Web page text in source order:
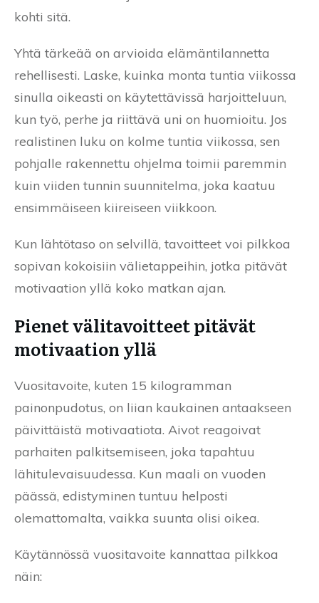
kohti sitä.
Yhtä tärkeää on arvioida elämäntilannetta
rehellisesti. Laske, kuinka monta tuntia viikossa
sinulla oikeasti on käytettävissä harjoitteluun,
kun työ, perhe ja riittävä uni on huomioitu. Jos
realistinen luku on kolme tuntia viikossa, sen
pohjalle rakennettu ohjelma toimii paremmin
kuin viiden tunnin suunnitelma, joka kaatuu
ensimmäiseen kiireiseen viikkoon.
Kun lähtötaso on selvillä, tavoitteet voi pilkkoa
sopivan kokoisiin välietappeihin, jotka pitävät
motivaation yllä koko matkan ajan.
Pienet välitavoitteet pitävät
motivaation yllä
Vuositavoite, kuten 15 kilogramman
painonpudotus, on liian kaukainen antaakseen
päivittäistä motivaatiota. Aivot reagoivat
parhaiten palkitsemiseen, joka tapahtuu
lähitulevaisuudessa. Kun maali on vuoden
päässä, edistyminen tuntuu helposti
olemattomalta, vaikka suunta olisi oikea.
Käytännössä vuositavoite kannattaa pilkkoa
näin: